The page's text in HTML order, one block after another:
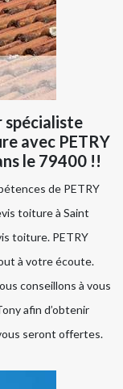
spécialiste
avec PETRY
le 79400 !!
de PETRY
toiture à Saint
toiture. PETRY
à votre écoute.
conseillons à vous
afin d’obtenir
seront offertes.